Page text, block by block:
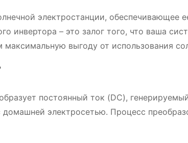
электростанции, обеспечивающее
инвертора – это залог того, что ваша
выгоду от использования
постоянный ток (DC),
электросетью. Процесс